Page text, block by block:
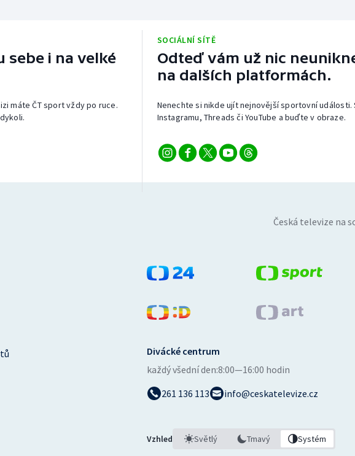
sebe i na velké
máte ČT sport vždy po ruce.
SOCIÁLNÍ SÍTĚ
Odteď vám už nic
na dalších platformách.
Nenechte si nikde ujít nejnovější sportovní události.
Instagramu, Threads či YouTube a buďte v obraze.
Česká televize na
Divácké centrum
každý všední den:8:00—16:00 hodin
261 136 113
info@ceskatelevize.cz
Vzhled Světlý Tmavý Systém